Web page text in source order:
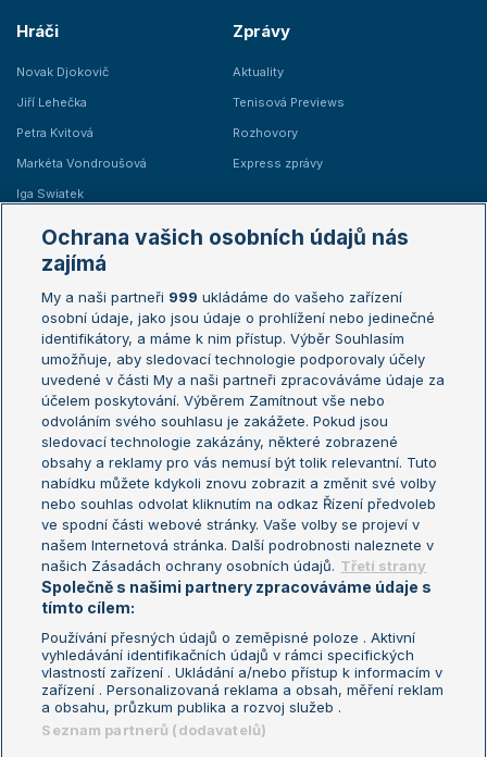
Hráči
Novak Djokovič
Jiří Lehečka
Petra Kvitová
Markéta Vondroušová
Iga Swiatek
Zprávy
Aktuality
Tenisová Previews
Rozhovory
Express zprávy
Žebříčky
Žebříček ATP (muži)
Žebříček WTA (ženy)
Sázkařský žebříček
Australian Open
French Open
Wimbledon
US Open
Turnaj mistrů
Turnaj mistryň
Aktualní trendy
Fotbalové přestupy
Livesport Daily
LS Prague Open
Podmínky užití
Nastavení soukromí
GDPR a žurnalistika
Reklama
Kontakt
Informace o zpracování osobních
údajů
Ochrana vašich osobních údajů nás
zajímá
My a naši partneři 999 ukládáme do vašeho zařízení
osobní údaje, jako jsou údaje o prohlížení nebo jedinečné
identifikátory, a máme k nim přístup. Výběr Souhlasím
umožňuje, aby sledovací technologie podporovaly účely
uvedené v části My a naši partneři zpracováváme údaje za
účelem poskytování. Výběrem Zamítnout vše nebo
odvoláním svého souhlasu je zakážete. Pokud jsou
sledovací technologie zakázány, některé zobrazené
obsahy a reklamy pro vás nemusí být tolik relevantní. Tuto
nabídku můžete kdykoli znovu zobrazit a změnit své volby
nebo souhlas odvolat kliknutím na odkaz Řízení předvoleb
ve spodní části webové stránky. Vaše volby se projeví v
našem Internetová stránka. Další podrobnosti naleznete v
našich Zásadách ochrany osobních údajů. Třetí strany
Společně s našimi partnery zpracováváme údaje s
tímto cílem:
Používání přesných údajů o zeměpisné poloze . Aktivní
vyhledávání identifikačních údajů v rámci specifických
vlastností zařízení . Ukládání a/nebo přístup k informacím v
zařízení . Personalizovaná reklama a obsah, měření reklam
a obsahu, průzkum publika a rozvoj služeb .
Seznam partnerů (dodavatelů)